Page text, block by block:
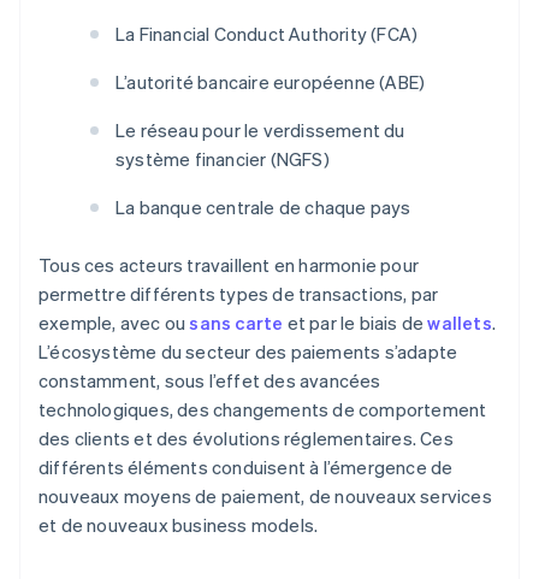
La Financial Conduct Authority (FCA)
L’autorité bancaire européenne (ABE)
Le réseau pour le verdissement du
système financier (NGFS)
La banque centrale de chaque pays
Tous ces acteurs travaillent en harmonie pour
permettre différents types de transactions, par
exemple, avec ousans carte et par le biais dewallets.
L’écosystème du secteur des paiements s’adapte
constamment, sous l’effet des avancées
technologiques, des changements de comportement
des clients et des évolutions réglementaires. Ces
différents éléments conduisent à l’émergence de
nouveaux moyens de paiement, de nouveaux services
et de nouveaux business models.